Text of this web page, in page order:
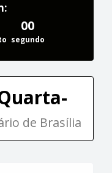
00
segundo
de Brasília